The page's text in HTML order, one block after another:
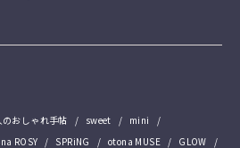
のおしゃれ手帖 sweet
mini
ROSY SPRiNG otona MUSE GLOW